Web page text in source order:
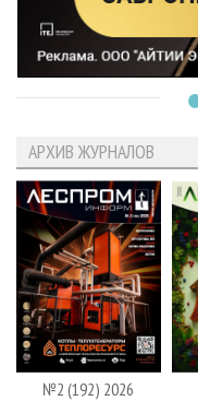
АРХИВ ЖУРНАЛОВ
№2 (192) 2026